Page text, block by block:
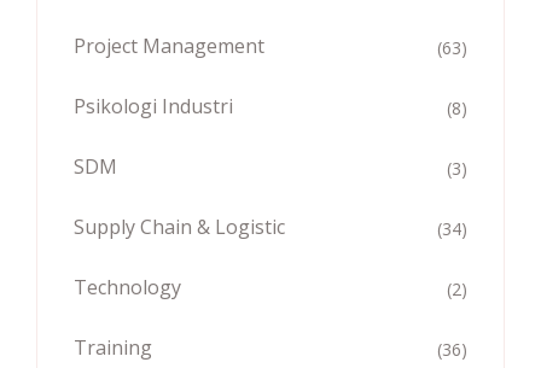
Project Management (63)
Psikologi Industri (8)
SDM (3)
Supply Chain & Logistic (34)
Technology (2)
Training (36)